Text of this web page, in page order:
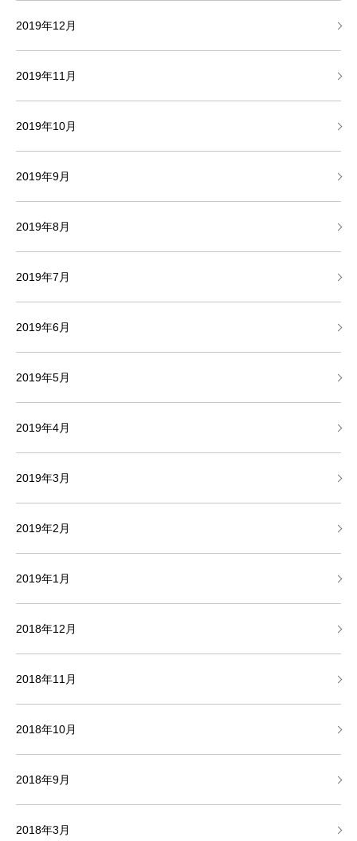
2019年12月
2019年11月
2019年10月
2019年9月
2019年8月
2019年7月
2019年6月
2019年5月
2019年4月
2019年3月
2019年2月
2019年1月
2018年12月
2018年11月
2018年10月
2018年9月
2018年3月